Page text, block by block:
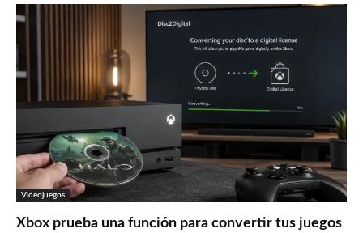
Videojuegos
Xbox prueba una función para convertir tus juegos